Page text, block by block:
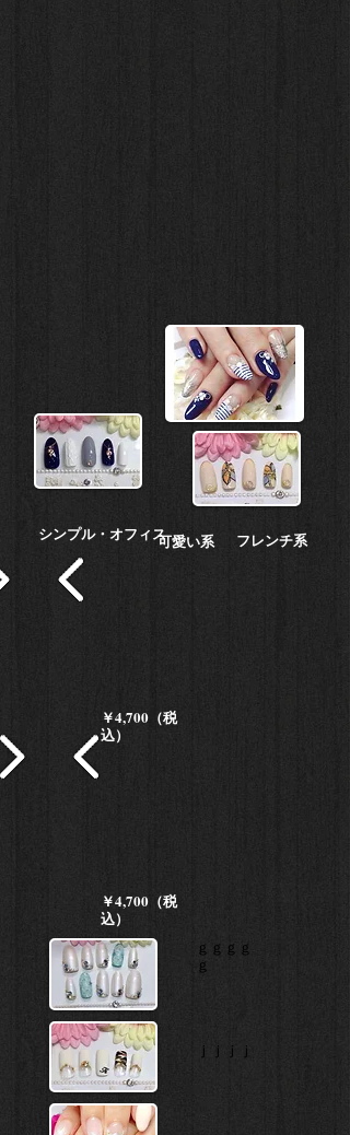
シンプル・オフィス フレンチ系
可愛い系
￥4,700（税
込）
￥4,700（税
込）
ｇｇｇｇ
ｇ
ｊｊｊｊ